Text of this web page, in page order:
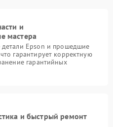
и
мастера
детали Epson и прошедшие
гарантирует корректную
гарантийных
и быстрый ремонт